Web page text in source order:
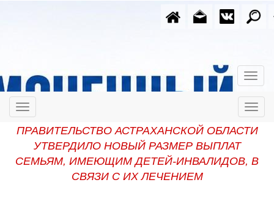
ПРАВИТЕЛЬСТВО АСТРАХАНСКОЙ ОБЛАСТИ
УТВЕРДИЛО НОВЫЙ РАЗМЕР ВЫПЛАТ
СЕМЬЯМ, ИМЕЮЩИМ ДЕТЕЙ-ИНВАЛИДОВ, В
СВЯЗИ С ИХ ЛЕЧЕНИЕМ